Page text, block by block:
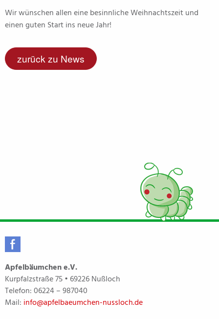
Wir wünschen allen eine besinnliche Weihnachtszeit und
einen guten Start ins neue Jahr!
zurück zu News
Apfelbäumchen e.V.
Kurpfalzstraße 75 • 69226 Nußloch
Telefon:06224 – 987040
Mail: info@apfelbaeumchen-nussloch.de